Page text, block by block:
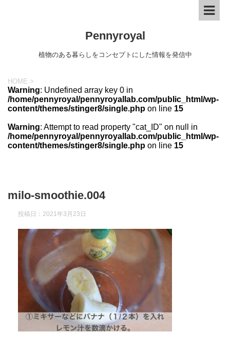
Pennyroyal
植物のある暮らしをコンセプトにした情報を発信中
HOME >
Warning: Undefined array key 0 in
/home/pennyroyal/pennyroyallab.com/public_html/wp-
content/themes/stinger8/single.php on line 15
Warning: Attempt to read property "cat_ID" on null in
/home/pennyroyal/pennyroyallab.com/public_html/wp-
content/themes/stinger8/single.php on line 15
milo-smoothie.004
投稿日： 2021年3月23日